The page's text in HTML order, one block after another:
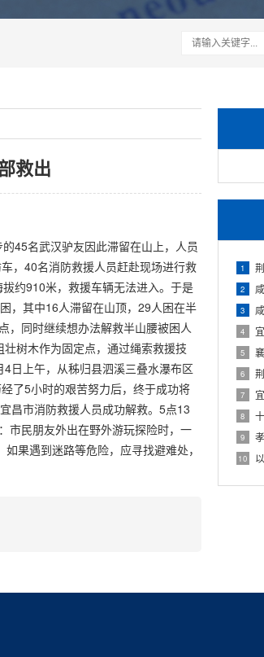
1 荆
2
3 咸
4 宜
5 襄
6 荆
7 宜
8 十
9 孝
10 以
救出
45名武汉驴友因此滞留在山上，人员
，40名消防救援人员赶赴现场进行救
约910米，救援车辆无法进入。于是
，其中16人滞留在山顶，29人困在半
，同时继续想办法解救半山腰被困人
树木作为固定点，通过绳索救援技
日上午，从秭归县泗溪三叠水瀑布区
了5小时的艰苦努力后，终于成功将
昌市消防救援人员成功解救。5点13
市民朋友外出在野外游玩探险时，一
果遇到迷路等危险，应寻找避难处，